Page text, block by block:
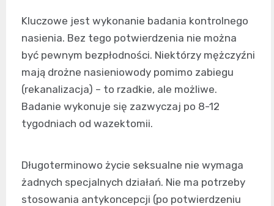
Kluczowe jest wykonanie badania kontrolnego
nasienia. Bez tego potwierdzenia nie można
być pewnym bezpłodności. Niektórzy mężczyźni
mają drożne nasieniowody pomimo zabiegu
(rekanalizacja) – to rzadkie, ale możliwe.
Badanie wykonuje się zazwyczaj po 8-12
tygodniach od wazektomii.
Długoterminowo życie seksualne nie wymaga
żadnych specjalnych działań. Nie ma potrzeby
stosowania antykoncepcji (po potwierdzeniu